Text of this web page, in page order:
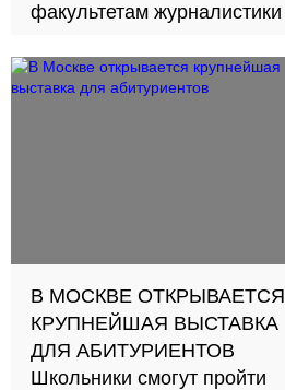
факультетам журналистики
В МОСКВЕ ОТКРЫВАЕТСЯ
КРУПНЕЙШАЯ ВЫСТАВКА
ДЛЯ АБИТУРИЕНТОВ
Школьники смогут пройти